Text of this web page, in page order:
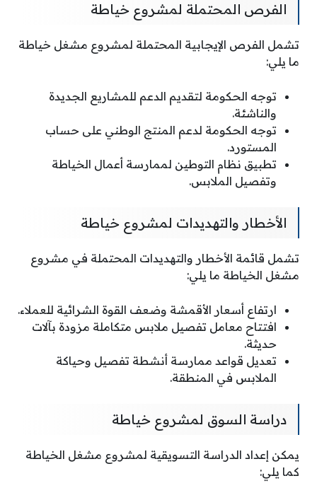
الفرص المحتملة لمشروع خياطة
تشمل الفرص الإيجابية المحتملة لمشروع مشغل خياطة
ما يلي:
توجه الحكومة لتقديم الدعم للمشاريع الجديدة
والناشئة.
توجه الحكومة لدعم المنتج الوطني على حساب
المستورد.
تطبيق نظام التوطين لممارسة أعمال الخياطة
وتفصيل الملابس.
الأخطار والتهديدات لمشروع خياطة
تشمل قائمة الأخطار والتهديدات المحتملة في مشروع
مشغل الخياطة ما يلي:
ارتفاع أسعار الأقمشة وضعف القوة الشرائية للعملاء.
افتتاح معامل تفصيل ملابس متكاملة مزودة بآلات
حديثة.
تعديل قواعد ممارسة أنشطة تفصيل وحياكة
الملابس في المنطقة.
دراسة السوق لمشروع خياطة
يمكن إعداد الدراسة التسويقية لمشروع مشغل الخياطة
كما يلي: